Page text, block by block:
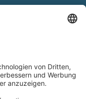
together.